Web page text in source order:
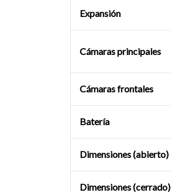
Expansión
Cámaras principales
Cámaras frontales
Batería
Dimensiones (abierto)
Dimensiones (cerrado)